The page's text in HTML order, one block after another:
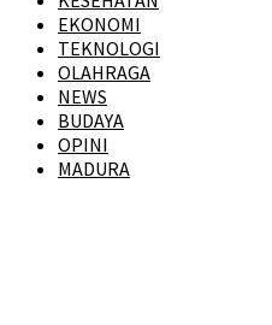
EKONOMI
TEKNOLOGI
OLAHRAGA
NEWS
BUDAYA
OPINI
MADURA